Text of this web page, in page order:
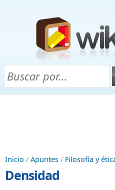
Inicio / Apuntes / Filosofía y
Densidad